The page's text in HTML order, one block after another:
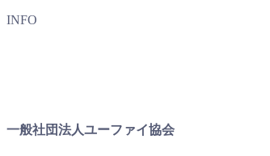
INFO
一般社団法人ユーファイ協会